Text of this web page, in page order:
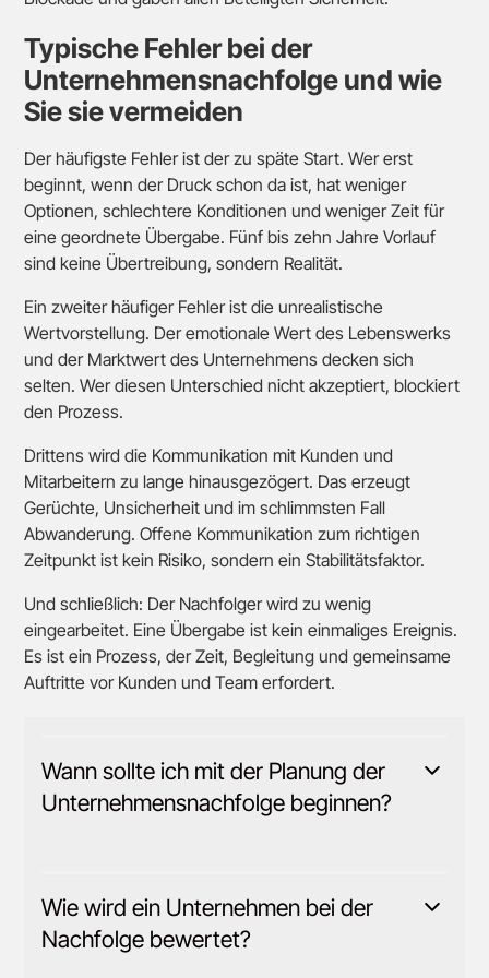
Typische Fehler bei der
Unternehmensnachfolge und wie
Sie sie vermeiden
Der häufigste Fehler ist der zu späte Start. Wer erst
beginnt, wenn der Druck schon da ist, hat weniger
Optionen, schlechtere Konditionen und weniger Zeit für
eine geordnete Übergabe. Fünf bis zehn Jahre Vorlauf
sind keine Übertreibung, sondern Realität.
Ein zweiter häufiger Fehler ist die unrealistische
Wertvorstellung. Der emotionale Wert des Lebenswerks
und der Marktwert des Unternehmens decken sich
selten. Wer diesen Unterschied nicht akzeptiert, blockiert
den Prozess.
Drittens wird die Kommunikation mit Kunden und
Mitarbeitern zu lange hinausgezögert. Das erzeugt
Gerüchte, Unsicherheit und im schlimmsten Fall
Abwanderung. Offene Kommunikation zum richtigen
Zeitpunkt ist kein Risiko, sondern ein Stabilitätsfaktor.
Und schließlich: Der Nachfolger wird zu wenig
eingearbeitet. Eine Übergabe ist kein einmaliges Ereignis.
Es ist ein Prozess, der Zeit, Begleitung und gemeinsame
Auftritte vor Kunden und Team erfordert.
Wann sollte ich mit der Planung der
Unternehmensnachfolge beginnen?
das Unternehmen nachfolgetauglich zu machen,
einen geeigneten Nachfolger zu finden und
Kundenbeziehungen schrittweise zu übertragen.
Wie wird ein Unternehmen bei der
Nachfolge bewertet?